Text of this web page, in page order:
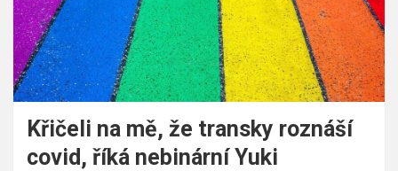
Křičeli na mě, že transky roznáší
covid, říká nebinární Yuki